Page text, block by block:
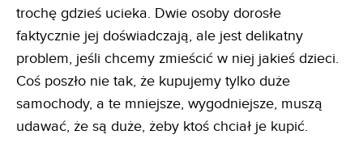
trochę gdzieś ucieka. Dwie osoby dorosłe
faktycznie jej doświadczają, ale jest delikatny
problem, jeśli chcemy zmieścić w niej jakieś dzieci.
Coś poszło nie tak, że kupujemy tylko duże
samochody, a te mniejsze, wygodniejsze, muszą
udawać, że są duże, żeby ktoś chciał je kupić.